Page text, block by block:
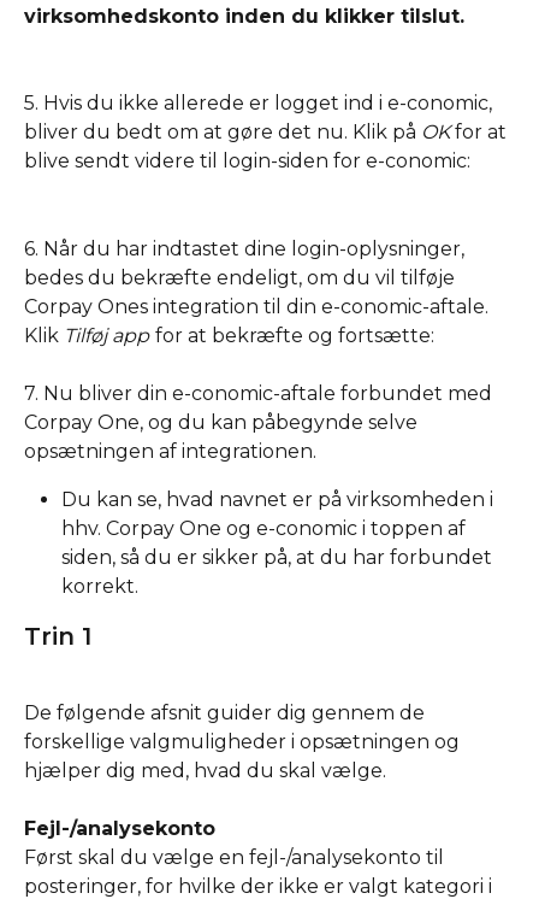
virksomhedskonto inden du klikker tilslut.
5. Hvis du ikke allerede er logget ind i e-conomic,
bliver du bedt om at gøre det nu. Klik på OK for at
blive sendt videre til login-siden for e-conomic:
6. Når du har indtastet dine login-oplysninger,
bedes du bekræfte endeligt, om du vil tilføje
Corpay Ones integration til din e-conomic-aftale.
Klik Tilføj app for at bekræfte og fortsætte:
7. Nu bliver din e-conomic-aftale forbundet med
Corpay One, og du kan påbegynde selve
opsætningen af integrationen.
Du kan se, hvad navnet er på virksomheden i
hhv. Corpay One og e-conomic i toppen af
siden, så du er sikker på, at du har forbundet
korrekt.
Trin 1
De følgende afsnit guider dig gennem de
forskellige valgmuligheder i opsætningen og
hjælper dig med, hvad du skal vælge.
Fejl-/analysekonto
Først skal du vælge en fejl-/analysekonto til
posteringer, for hvilke der ikke er valgt kategori i